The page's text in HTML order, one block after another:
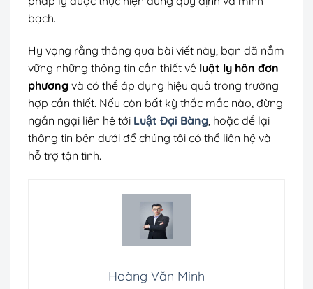
bạch.
Hy vọng rằng thông qua bài viết này, bạn đã nắm
vững những thông tin cần thiết về luật ly hôn đơn
phương và có thể áp dụng hiệu quả trong trường
hợp cần thiết. Nếu còn bất kỳ thắc mắc nào, đừng
ngần ngại liên hệ tới Luật Đại Bàng , hoặc để lại
thông tin bên dưới để chúng tôi có thể liên hệ và
hỗ trợ tận tình.
Hoàng Văn Minh